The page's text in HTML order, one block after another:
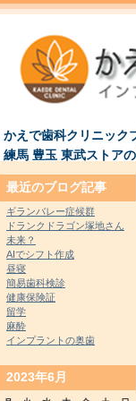
かえで歯科クリニック
練馬 豊玉 東武ストア
最近のブログ記事
ギランバレー症候群
ドランクドラゴン塚地さん
未来？
AIでシフト作成
昼寝
簡易歯科検診
健康保険証
留学
麻酔
インプラントの奥歯
2023年6月